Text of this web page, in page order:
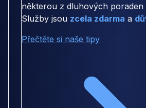
některou z dluhových poraden
Služby jsou zcela zdarma a
Přečtěte si naše tipy